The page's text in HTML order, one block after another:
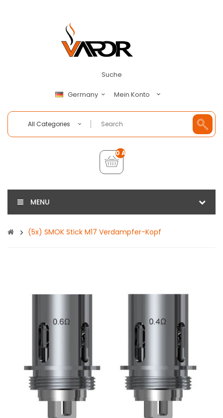
Suche
Germany Mein Konto
All Categories
0 Artikel - €0,00
MENU
(5x) SMOK Stick M17 Verdampfer-Kopf